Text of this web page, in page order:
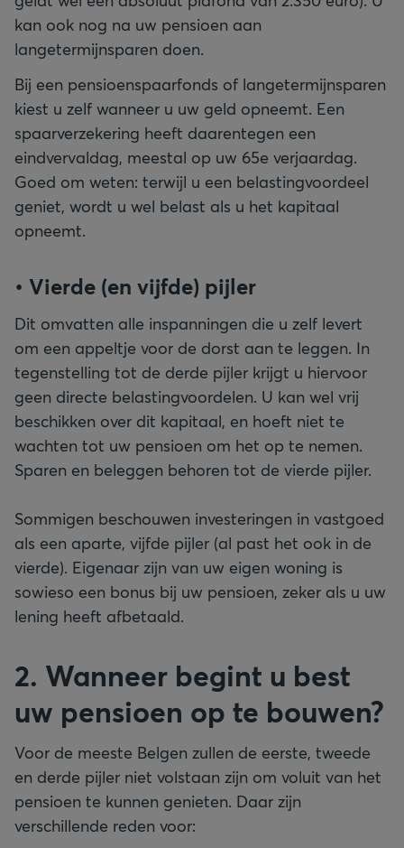
kan ook nog na uw pensioen aan
langetermijnsparen doen.
Bij een pensioenspaarfonds of langetermijnsparen
kiest u zelf wanneer u uw geld opneemt. Een
spaarverzekering heeft daarentegen een
eindvervaldag, meestal op uw 65e verjaardag.
Goed om weten: terwijl u een belastingvoordeel
geniet, wordt u wel belast als u het kapitaal
opneemt.
• Vierde (en vijfde) pijler
Dit omvatten alle inspanningen die u zelf levert
om een appeltje voor de dorst aan te leggen. In
tegenstelling tot de derde pijler krijgt u hiervoor
geen directe belastingvoordelen. U kan wel vrij
beschikken over dit kapitaal, en hoeft niet te
wachten tot uw pensioen om het op te nemen.
Sparen en beleggen behoren tot de vierde pijler.
Sommigen beschouwen investeringen in vastgoed
als een aparte, vijfde pijler (al past het ook in de
vierde). Eigenaar zijn van uw eigen woning is
sowieso een bonus bij uw pensioen, zeker als u uw
lening heeft afbetaald.
2. Wanneer begint u best
uw pensioen op te bouwen?
Voor de meeste Belgen zullen de eerste, tweede
en derde pijler niet volstaan zijn om voluit van het
pensioen te kunnen genieten. Daar zijn
verschillende reden voor: